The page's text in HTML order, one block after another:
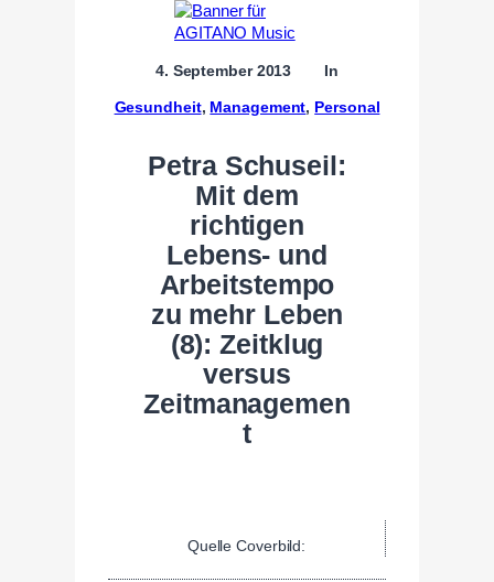
4. September 2013 In
Gesundheit, Management, Personal
Petra Schuseil:
Mit dem
richtigen
Lebens- und
Arbeitstempo
zu mehr Leben
(8): Zeitklug
versus
Zeitmanagemen
t
Quelle Coverbild: